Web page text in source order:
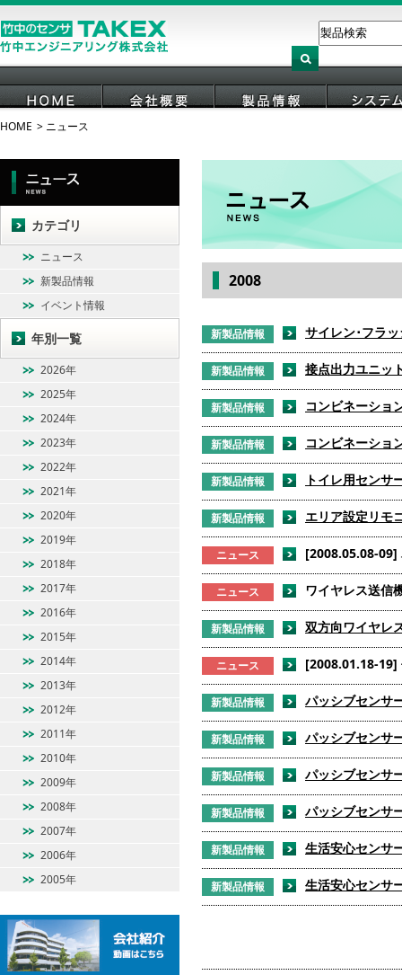
HOME
HOME ニュース
2008
新製品情報 サイレン･フラ
新製品情報 接点出力ユニッ
新製品情報 コンビネーショ
新製品情報 コンビネーショ
新製品情報 トイレ用センサ
新製品情報 エリア設定リモ
ニュース [2008.05.08-09]
ニュース ワイヤレス送信
新製品情報 双方向ワイヤレ
ニュース [2008.01.18-19]
新製品情報 パッシブセンサ
新製品情報 パッシブセンサ
新製品情報 パッシブセンサ
新製品情報 パッシブセンサ
新製品情報 生活安心センサ
新製品情報 生活安心センサ
カテゴリ
ニュース
新製品情報
イベント情報
年別一覧
2026年
2025年
2024年
2023年
2022年
2021年
2020年
2019年
2018年
2017年
2016年
2015年
2014年
2013年
2012年
2011年
2010年
2009年
2008年
2007年
2006年
2005年